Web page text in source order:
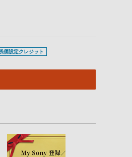
価設定クレジット